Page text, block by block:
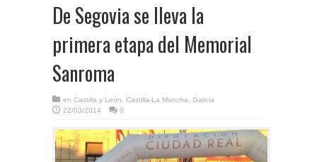
De Segovia se lleva la
primera etapa del Memorial
Sanroma
en Castilla y León Castilla-La Mancha
Galicia
22/03/2014
0